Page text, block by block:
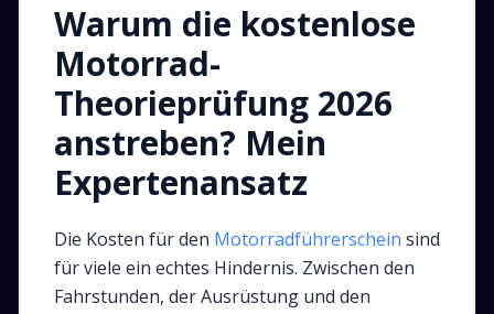
Warum die kostenlose
Motorrad-
Theorieprüfung 2026
anstreben? Mein
Expertenansatz
Die Kosten für den Motorradführerschein sind
für viele ein echtes Hindernis. Zwischen den
Fahrstunden, der Ausrüstung und den